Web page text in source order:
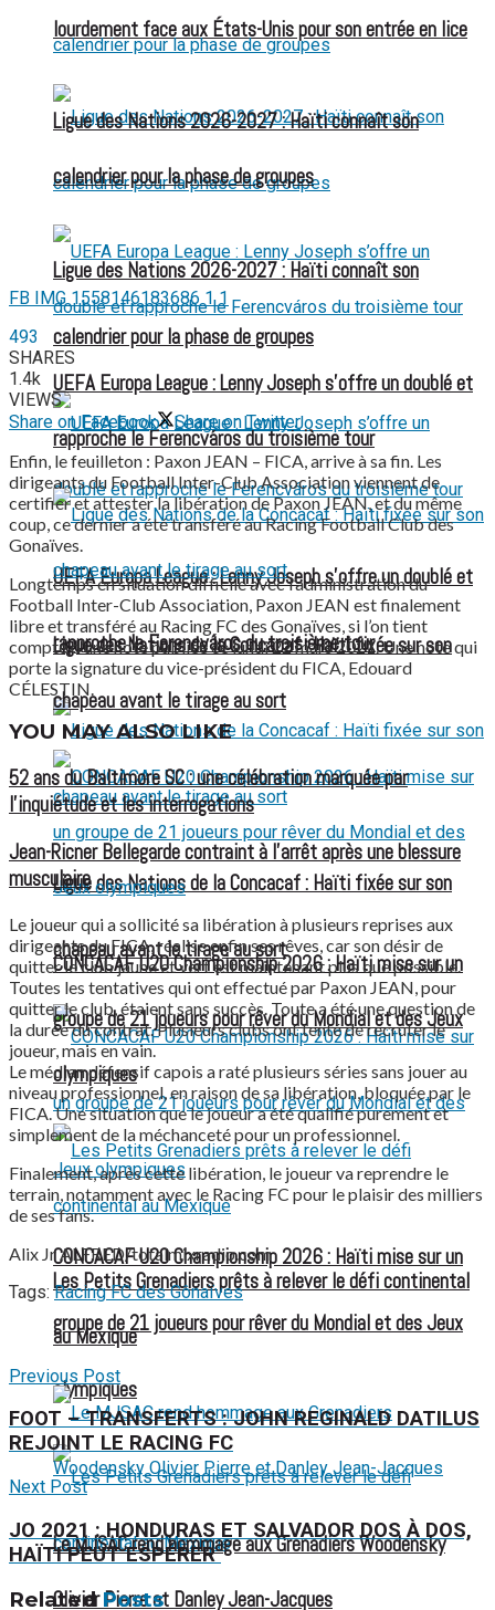
lourdement face aux États-Unis pour son entrée en lice
Ligue des Nations 2026-2027 : Haïti connaît son
calendrier pour la phase de groupes
UEFA Europa League : Lenny Joseph s’offre un doublé et
rapproche le Ferencváros du troisième tour
Ligue des Nations de la Concacaf : Haïti fixée sur son
chapeau avant le tirage au sort
CONCACAF U20 Championship 2026 : Haïti mise sur un
groupe de 21 joueurs pour rêver du Mondial et des Jeux
olympiques
Ligue des Nations 2026-2027 : Haïti connaît son
calendrier pour la phase de groupes
UEFA Europa League : Lenny Joseph s’offre un doublé et
rapproche le Ferencváros du troisième tour
Ligue des Nations de la Concacaf : Haïti fixée sur son
chapeau avant le tirage au sort
CONCACAF U20 Championship 2026 : Haïti mise sur un
groupe de 21 joueurs pour rêver du Mondial et des Jeux
olympiques
Les Petits Grenadiers prêts à relever le défi continental
au Mexique
Le MJSAC rend hommage aux Grenadiers Woodensky
Olivier Pierre et Danley Jean-Jacques
FB IMG 1558146183686 1 1
493
SHARES
1.4k
VIEWS
Share on Facebook
Share on Twitter
Enfin, le feuilleton : Paxon JEAN – FICA, arrive à sa fin. Les
dirigeants du Football Inter-Club Association viennent de
certifier et attester la libération de Paxon JEAN, et du même
coup, ce dernier a été transféré au Racing Football Club des
Gonaïves.
Longtemps en situation difficile avec l’administration du
Football Inter-Club Association, Paxon JEAN est finalement
libre et transféré au Racing FC des Gonaïves, si l’on tient
compte d’une note publiée ce lundi 22 mars 2021. Une note qui
porte la signature du vice-président du FICA, Edouard
CÉLESTIN.
YOU MAY ALSO LIKE
52 ans du Baltimore SC : une célébration marquée par
l’inquiétude et les interrogations
Jean-Ricner Bellegarde contraint à l’arrêt après une blessure
musculaire
Le joueur qui a sollicité sa libération à plusieurs reprises aux
dirigeants du FICA, réalise enfin ses rêves, car son désir de
quitter le club jaune et vert est maintenant plus que possible.
Toutes les tentatives qui ont effectué par Paxon JEAN, pour
quitter le club, étaient sans succès. Toute a été une question de
la durée du contrat. Plusieurs clubs ont tenté de recruter le
joueur, mais en vain.
Le médian défensif capois a raté plusieurs séries sans jouer au
niveau professionnel, en raison de sa libération, bloquée par le
FICA. Une situation que le joueur a été qualifié purement et
simplement de la méchanceté pour un professionnel.
Finalement, après cette libération, le joueur va reprendre le
terrain, notamment avec le Racing FC pour le plaisir des milliers
de ses fans.
Alix Jr ALFRED/totalmixradio.com
Tags: Racing FC des Gônaïves
Previous Post
FOOT – TRANSFERTS : JOHN REGINALD DATILUS
REJOINT LE RACING FC
Next Post
JO 2021 : HONDURAS ET SALVADOR DOS À DOS,
HAÏTI PEUT ESPÉRER
RelatedPosts